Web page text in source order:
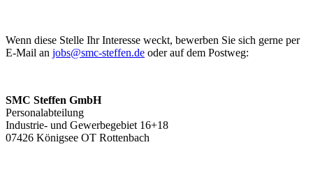
Wenn diese Stelle Ihr Interesse weckt, bewerben Sie sich gerne per
E-Mail an jobs@smc-steffen.de oder auf dem Postweg:
SMC Steffen GmbH
Personalabteilung
Industrie- und Gewerbegebiet 16+18
07426 Königsee OT Rottenbach